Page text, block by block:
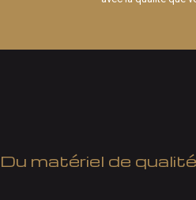
Du matériel de qualité